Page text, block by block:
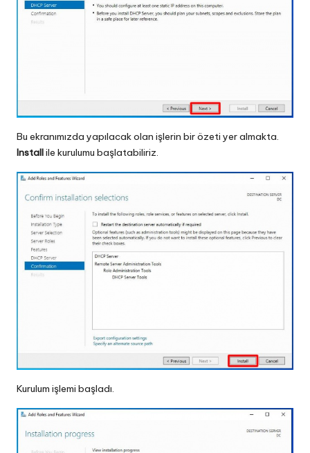
Bu ekranımızda yapılacak olan işlerin bir özeti yer almakta.
Installile kurulumu başlatabiliriz.
Kurulum işlemi başladı.